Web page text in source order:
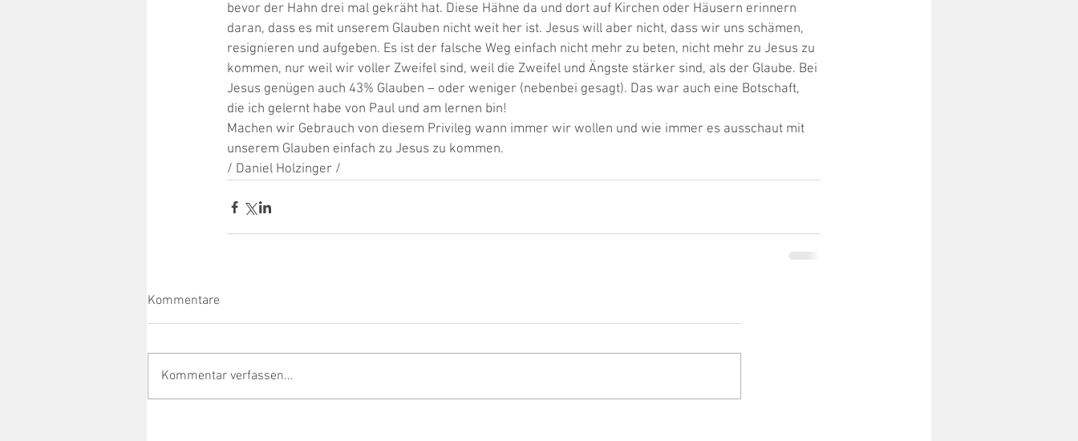
bevor der Hahn drei mal gekräht hat. Diese Hähne da und dort auf Kirchen oder Häusern erinnern
daran, dass es mit unserem Glauben nicht weit her ist. Jesus will aber nicht, dass wir uns schämen,
resignieren und aufgeben. Es ist der falsche Weg einfach nicht mehr zu beten, nicht mehr zu Jesus zu
kommen, nur weil wir voller Zweifel sind, weil die Zweifel und Ängste stärker sind, als der Glaube. Bei
Jesus genügen auch 43% Glauben – oder weniger (nebenbei gesagt). Das war auch eine Botschaft,
die ich gelernt habe von Paul und am lernen bin!
Machen wir Gebrauch von diesem Privileg wann immer wir wollen und wie immer es ausschaut mit
unserem Glauben einfach zu Jesus zu kommen.
/ Daniel Holzinger /
Kommentare
Kommentar verfassen...